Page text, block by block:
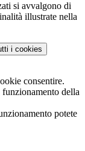
si avvalgono di
illustrate nella
i cookies
consentire.
della
potete